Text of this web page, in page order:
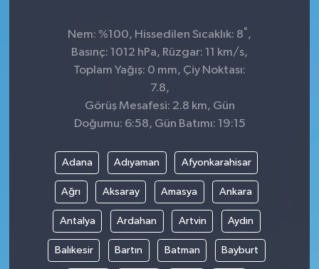
Nem: %100, Hissedilen Sıcaklık: 8° ,
Basınç: 1012 hPa, Rüzgar: 11 km/s,
Toplam Yağış: 0 mm, Çiy Noktası:
7.8,
Görüş Mesafesi: 2.8 km, Gün
Doğumu: 6:58, Gün Batımı: 19:15
Adana Adıyaman Afyonkarahisar
Ağrı Aksaray Amasya Ankara
Antalya Ardahan Artvin Aydın
Balıkesir Bartın Batman Bayburt